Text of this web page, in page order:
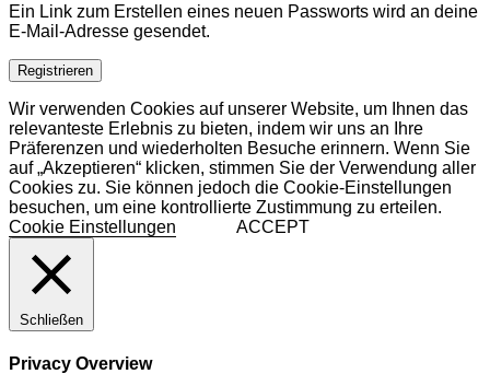
Ein Link zum Erstellen eines neuen Passworts wird an deine
E-Mail-Adresse gesendet.
Registrieren
Wir verwenden Cookies auf unserer Website, um Ihnen das
relevanteste Erlebnis zu bieten, indem wir uns an Ihre
Präferenzen und wiederholten Besuche erinnern. Wenn Sie
auf „Akzeptieren“ klicken, stimmen Sie der Verwendung aller
Cookies zu. Sie können jedoch die Cookie-Einstellungen
besuchen, um eine kontrollierte Zustimmung zu erteilen.
Cookie Einstellungen
ACCEPT
Schließen
Privacy Overview